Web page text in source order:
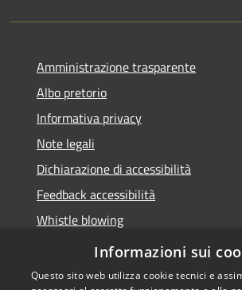
Amministrazione trasparente
Albo pretorio
Informativa privacy
Note legali
Dichiarazione di accessibilità
Feedback accessibilità
Whistle blowing
Titolare potere sostitutivo
Informazioni sui
Questo sito web utilizza cookie tecnici e